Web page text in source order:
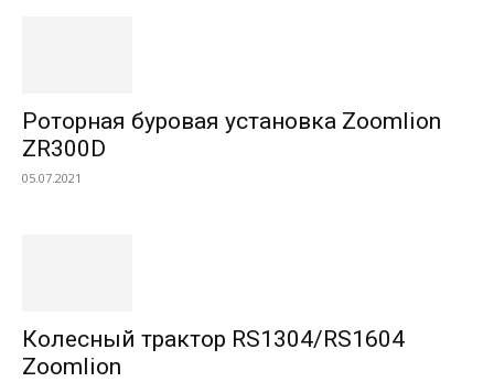
Роторная буровая установка Zoomlion
ZR300D
05.07.2021
Колесный трактор RS1304/RS1604
Zoomlion